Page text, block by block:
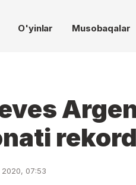
O'yinlar Musobaqalar
2020, 07:53